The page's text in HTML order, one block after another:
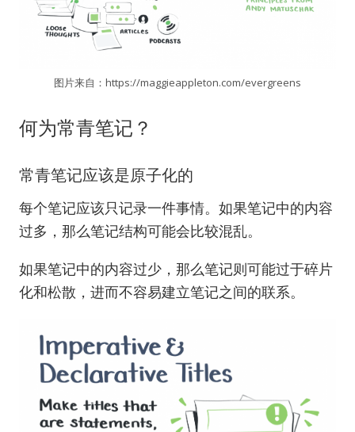
图片来自：https://maggieappleton.com/evergreens
何为常青笔记？
常青笔记应该是原子化的
每个笔记应该只记录一件事情。如果笔记中的内容
过多，那么笔记结构可能会比较混乱。
如果笔记中的内容过少，那么笔记则可能过于碎片
化和松散，进而不容易建立笔记之间的联系。